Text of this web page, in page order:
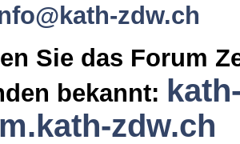
zdw.ch
Sie das Forum
bekannt:
zdw.ch